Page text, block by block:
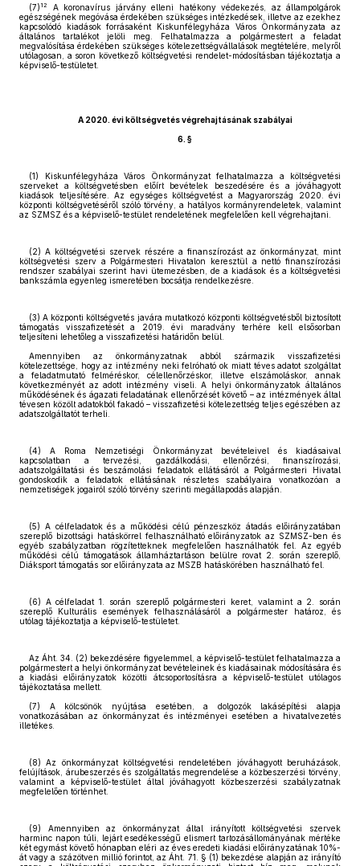
(7) 12
A koronavírus járvány elleni hatékony védekezés, az állampolgárok
egészségének megóvása érdekében szükséges intézkedések, illetve az ezekhez
kapcsolódó kiadások forrásaként Kiskunfélegyháza Város Önkormányzata az
általános tartalékot jelöli meg. Felhatalmazza a polgármestert a feladat
megvalósítása érdekében szükséges kötelezettségvállalások megtételére, melyről
utólagosan, a soron következő költségvetési rendelet-módosításban tájékoztatja a
képviselő-testületet.
A 2020. évi költségvetés végrehajtásának szabályai
6. §
(1) Kiskunfélegyháza Város Önkormányzat felhatalmazza a költségvetési
szerveket a költségvetésben előírt bevételek beszedésére és a jóváhagyott
kiadások teljesítésére. Az egységes költségvetést a Magyarország 2020. évi
központi költségvetéséről szóló törvény, a hatályos kormányrendeletek, valamint
az SZMSZ és a képviselő-testület rendeletének megfelelően kell végrehajtani.
(2) A költségvetési szervek részére a finanszírozást az önkormányzat, mint
költségvetési szerv a Polgármesteri Hivatalon keresztül a nettó finanszírozási
rendszer szabályai szerint havi ütemezésben, de a kiadások és a költségvetési
bankszámla egyenleg ismeretében bocsátja rendelkezésre.
(3) A központi költségvetés javára mutatkozó központi költségvetésből biztosított
támogatás visszafizetését a 2019. évi maradvány terhére kell elsősorban
teljesíteni lehetőleg a visszafizetési határidőn belül.
Amennyiben az önkormányzatnak abból származik visszafizetési
kötelezettsége, hogy az intézmény neki felróható ok miatt téves adatot szolgáltat
a feladatmutató felméréskor, célellenőrzéskor, illetve elszámoláskor, annak
következményét az adott intézmény viseli. A helyi önkormányzatok általános
működésének és ágazati feladatának ellenőrzését követő – az intézmények által
tévesen közölt adatokból fakadó – visszafizetési kötelezettség teljes egészében az
adatszolgáltatót terheli.
(4) A Roma Nemzetiségi Önkormányzat bevételeivel és kiadásaival
kapcsolatban a tervezési, gazdálkodási, ellenőrzési, finanszírozási,
adatszolgáltatási és beszámolási feladatok ellátásáról a Polgármesteri Hivatal
gondoskodik a feladatok ellátásának részletes szabályaira vonatkozóan a
nemzetiségek jogairól szóló törvény szerinti megállapodás alapján.
(5) A célfeladatok és a működési célú pénzeszköz átadás előirányzatában
szereplő bizottsági hatáskörrel felhasználható előirányzatok az SZMSZ-ben és
egyéb szabályzatban rögzítetteknek megfelelően használhatók fel. Az egyéb
működési célú támogatások államháztartáson belülre rovat 2. során szereplő,
Diáksport támogatás sor előirányzata az MSZB hatáskörében használható fel.
(6) A célfeladat 1. során szereplő polgármesteri keret, valamint a 2. során
szereplő Kulturális események felhasználásáról a polgármester határoz, és
utólag tájékoztatja a képviselő-testületet.
Az Áht. 34. (2) bekezdésére figyelemmel, a képviselő-testület felhatalmazza a
polgármestert a helyi önkormányzat bevételeinek és kiadásainak módosítására és
a kiadási előirányzatok közötti átcsoportosításra a képviselő-testület utólagos
tájékoztatása mellett.
(7) A kölcsönök nyújtása esetében, a dolgozók lakásépítési alapja
vonatkozásában az önkormányzat és intézményei esetében a hivatalvezetés
illetékes.
(8) Az önkormányzat költségvetési rendeletében jóváhagyott beruházások,
felújítások, árubeszerzés és szolgáltatás megrendelése a közbeszerzési törvény,
valamint a képviselő-testület által jóváhagyott közbeszerzési szabályzatnak
megfelelően történhet.
(9) Amennyiben az önkormányzat által irányított költségvetési szervek
harminc napon túli, lejárt esedékességű elismert tartozásállományának mértéke
két egymást követő hónapban eléri az éves eredeti kiadási előirányzatának 10%-
át vagy a százötven millió forintot, az Áht. 71. § (1) bekezdése alapján az irányító